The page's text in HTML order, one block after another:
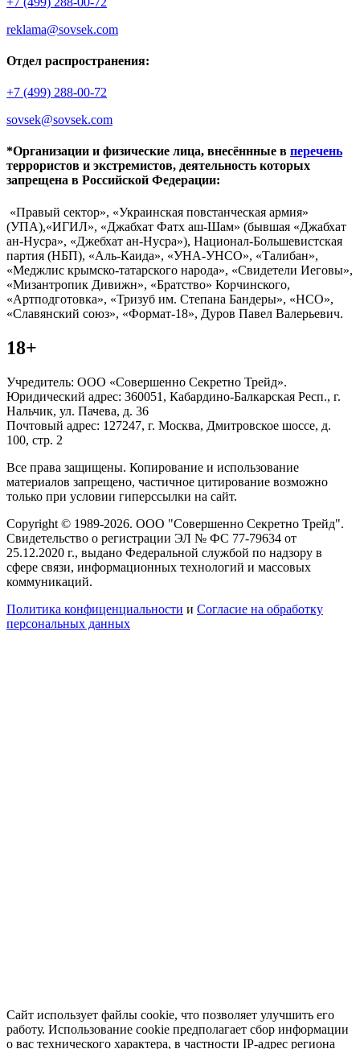
reklama@sovsek.com
Отдел распространения:
+7 (499) 288-00-72
sovsek@sovsek.com
*Организации и физические лица, внесённные в перечень
террористов и экстремистов, деятельность которых
запрещена в Российской Федерации:
«Правый сектор», «Украинская повстанческая армия»
(УПА),«ИГИЛ», «Джабхат Фатх аш-Шам» (бывшая «Джабхат
ан-Нусра», «Джебхат ан-Нусра»), Национал-Большевистская
партия (НБП), «Аль-Каида», «УНА-УНСО», «Талибан»,
«Меджлис крымско-татарского народа», «Свидетели Иеговы»,
«Мизантропик Дивижн», «Братство» Корчинского,
«Артподготовка», «Тризуб им. Степана Бандеры», «НСО»,
«Славянский союз», «Формат-18», Дуров Павел Валерьевич.
18+
Учредитель: ООО «Совершенно Секретно Трейд».
Юридический адрес: 360051, Кабардино-Балкарская Респ., г.
Нальчик, ул. Пачева, д. 36
Почтовый адрес: 127247, г. Москва, Дмитровское шоссе, д.
100, стр. 2
Все права защищены. Копирование и использование
материалов запрещено, частичное цитирование возможно
только при условии гиперссылки на сайт.
Copyright © 1989-2026. ООО "Совершенно Секретно Трейд".
Свидетельство о регистрации ЭЛ № ФС 77-79634 от
25.12.2020 г., выдано Федеральной службой по надзору в
сфере связи, информационных технологий и массовых
коммуникаций.
Политика конфиценциальности и Согласие на обработку
персональных данных
Сайт использует файлы cookie, что позволяет улучшить его
работу. Использование cookie предполагает сбор информации
о вас технического характера, в частности IP-адрес региона